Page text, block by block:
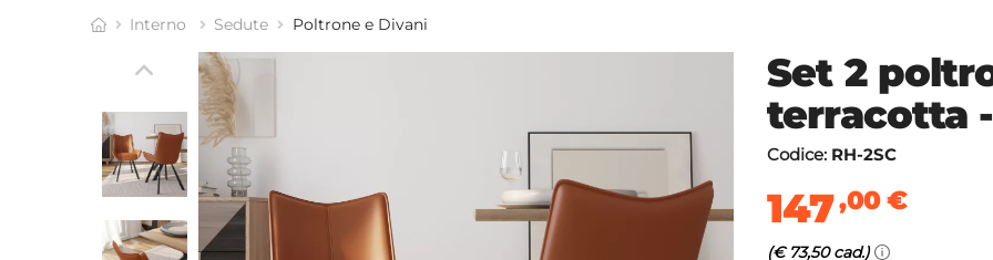
Interno Sedute Poltrone e Divani
Set 2
terracotta
Codice: RH-2SC
147,00€
(€ 73,50 cad.)